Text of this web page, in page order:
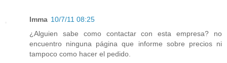
Imma 10/7/11 08:25
¿Alguien sabe como contactar con esta empresa? no
encuentro ninguna página que informe sobre precios ni
tampoco como hacer el pedido.